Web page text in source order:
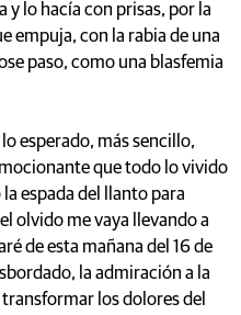
y lo hacía con prisas, por la
empuja, con la rabia de una
paso, como una blasfemia
esperado, más sencillo,
que todo lo vivido
espada del llanto para
olvido me vaya llevando a
de esta mañana del 16 de
la admiración a la
los dolores del